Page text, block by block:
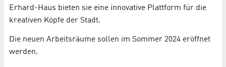
Erhard-Haus bieten sie eine innovative Plattform für die
kreativen Köpfe der Stadt.
Die neuen Arbeitsräume sollen im Sommer 2024 eröffnet
werden.